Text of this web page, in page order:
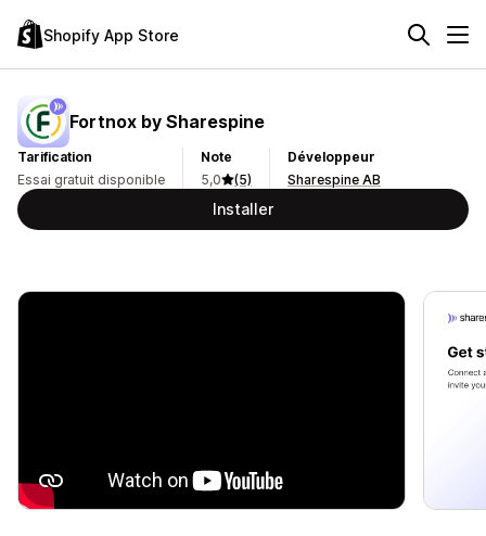
Shopify App Store
Fortnox by Sharespine
Tarification
Essai gratuit disponible
Note
5,0
(5)
Développeur
Sharespine AB
Installer